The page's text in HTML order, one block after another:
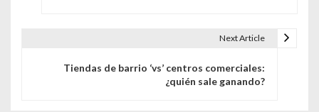
Next Article
Tiendas de barrio ‘vs’ centros comerciales:
¿quién sale ganando?